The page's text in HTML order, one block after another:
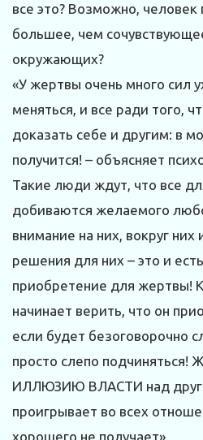
все это? Возможно, человек
большее, чем
окружающих?
«У жертвы очень много сил
меняться, и все ради того,
доказать себе и другим: в
получится! – объясняет
Такие люди ждут, что все
добиваются желаемого
внимание на них, вокруг
решения для них – это и
приобретение для жертвы!
начинает верить, что он
если будет безоговорочно
просто слепо подчиняться!
ИЛЛЮЗИЮ ВЛАСТИ над
проигрывает во всех
хорошего не получает».